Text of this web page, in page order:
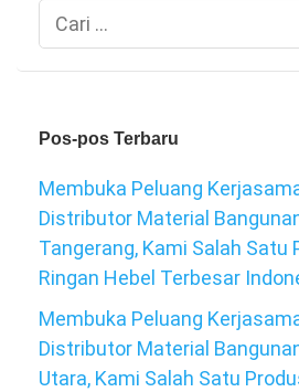
Cari
untuk:
Pos-pos Terbaru
Membuka Peluang
Distributor Material
Tangerang, Kami Salah Satu
Ringan Hebel Terbesar
Membuka Peluang
Distributor Material
Utara, Kami Salah Satu